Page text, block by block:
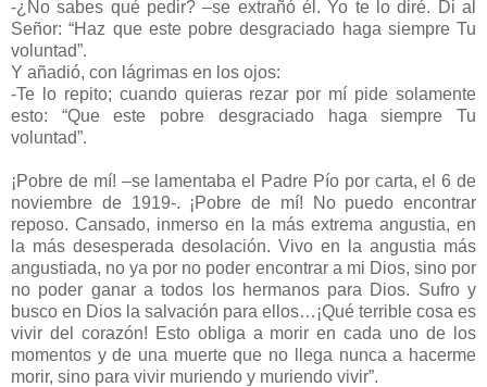
-¿No sabes qué pedir? –se extrañó él. Yo te lo diré. Di al
Señor: “Haz que este pobre desgraciado haga siempre Tu
voluntad”.
Y añadió, con lágrimas en los ojos:
-Te lo repito; cuando quieras rezar por mí pide solamente
esto: “Que este pobre desgraciado haga siempre Tu
voluntad”.
¡Pobre de mí! –se lamentaba el Padre Pío por carta, el 6 de
noviembre de 1919-. ¡Pobre de mí! No puedo encontrar
reposo. Cansado, inmerso en la más extrema angustia, en
la más desesperada desolación. Vivo en la angustia más
angustiada, no ya por no poder encontrar a mi Dios, sino por
no poder ganar a todos los hermanos para Dios. Sufro y
busco en Dios la salvación para ellos…¡Qué terrible cosa es
vivir del corazón! Esto obliga a morir en cada uno de los
momentos y de una muerte que no llega nunca a hacerme
morir, sino para vivir muriendo y muriendo vivir”.